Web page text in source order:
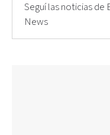
Seguí las noticias de
News